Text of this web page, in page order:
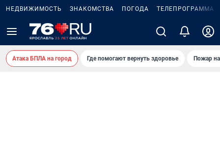
НЕДВИЖИМОСТЬ ЗНАКОМСТВА ПОГОДА ТЕЛЕПРОГРАММА
Атака БПЛА на город Где помогают вернуть здоровье Пожар